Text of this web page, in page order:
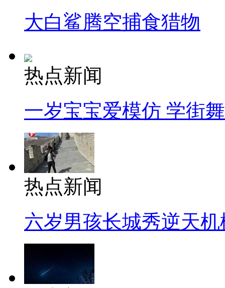
大白鲨腾空捕食猎物
热点新闻
一岁宝宝爱模仿 学街
热点新闻
六岁男孩长城秀逆天机